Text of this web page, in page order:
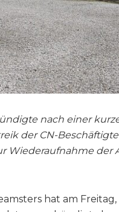
nach einer
der CN-
Wiederaufnahme der
hat am